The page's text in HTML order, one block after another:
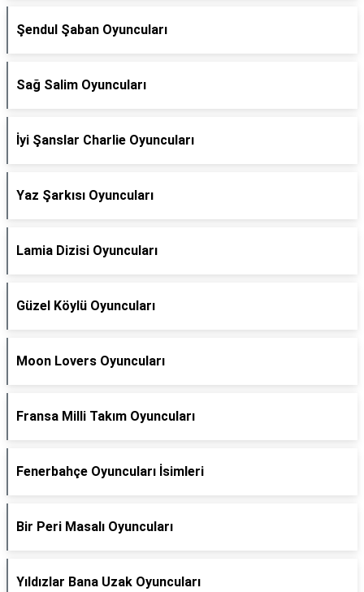
Şendul Şaban Oyuncuları
Sağ Salim Oyuncuları
İyi Şanslar Charlie Oyuncuları
Yaz Şarkısı Oyuncuları
Lamia Dizisi Oyuncuları
Güzel Köylü Oyuncuları
Moon Lovers Oyuncuları
Fransa Milli Takım Oyuncuları
Fenerbahçe Oyuncuları İsimleri
Bir Peri Masalı Oyuncuları
Yıldızlar Bana Uzak Oyuncuları